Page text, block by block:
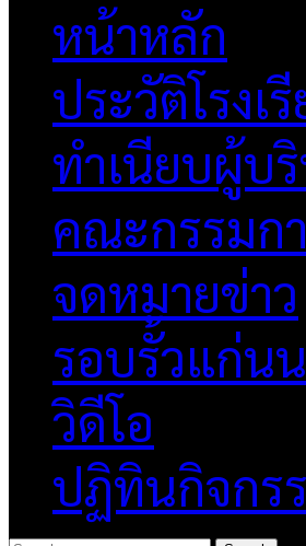
หน้าหลัก
ประวัติโรงเ
ทำเนียบผู้บ
คณะกรรมก
จดหมายข่าว
รอบรั้วแก่น
วิดีโอ
ปฏิทินกิจกร